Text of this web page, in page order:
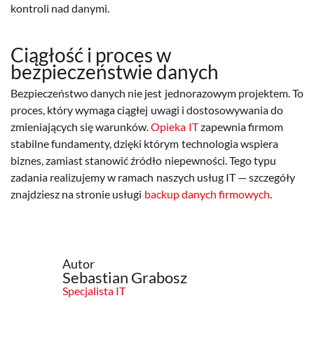
kontroli nad danymi.
Ciągłość i proces w
bezpieczeństwie danych
Bezpieczeństwo danych nie jest jednorazowym projektem. To
proces, który wymaga ciągłej uwagi i dostosowywania do
zmieniających się warunków.Opieka ITzapewnia firmom
stabilne fundamenty, dzięki którym technologia wspiera
biznes, zamiast stanowić źródło niepewności. Tego typu
zadania realizujemy w ramach naszych usług IT — szczegóły
znajdziesz na stronie usługi backup danych firmowych
Autor
Sebastian Grabosz
Specjalista IT